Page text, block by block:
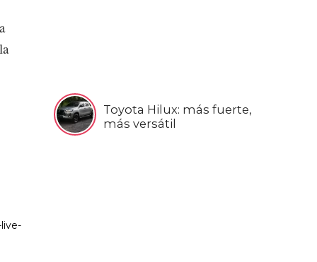
Toyota Hilux: más fuerte,
más versátil